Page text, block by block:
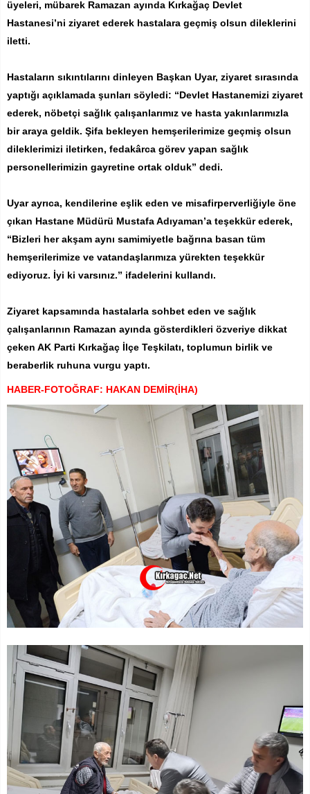
üyeleri, mübarek Ramazan ayında Kırkağaç Devlet
Hastanesi’ni ziyaret ederek hastalara geçmiş olsun dileklerini
iletti.
Hastaların sıkıntılarını dinleyen Başkan Uyar, ziyaret sırasında
yaptığı açıklamada şunları söyledi: “Devlet Hastanemizi ziyaret
ederek, nöbetçi sağlık çalışanlarımız ve hasta yakınlarımızla
bir araya geldik. Şifa bekleyen hemşerilerimize geçmiş olsun
dileklerimizi iletirken, fedakârca görev yapan sağlık
personellerimizin gayretine ortak olduk” dedi.
Uyar ayrıca, kendilerine eşlik eden ve misafirperverliğiyle öne
çıkan Hastane Müdürü Mustafa Adıyaman’a teşekkür ederek,
“Bizleri her akşam aynı samimiyetle bağrına basan tüm
hemşerilerimize ve vatandaşlarımıza yürekten teşekkür
ediyoruz. İyi ki varsınız.” ifadelerini kullandı.
Ziyaret kapsamında hastalarla sohbet eden ve sağlık
çalışanlarının Ramazan ayında gösterdikleri özveriye dikkat
çeken AK Parti Kırkağaç İlçe Teşkilatı, toplumun birlik ve
beraberlik ruhuna vurgu yaptı.
HABER-FOTOĞRAF: HAKAN DEMİR(İHA)